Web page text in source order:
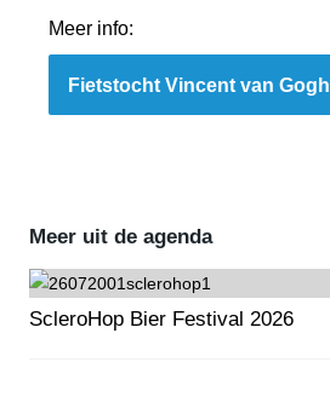
Meer info:
Fietstocht Vincent van Gogh
Meer uit de agenda
ScleroHop Bier Festival 2026